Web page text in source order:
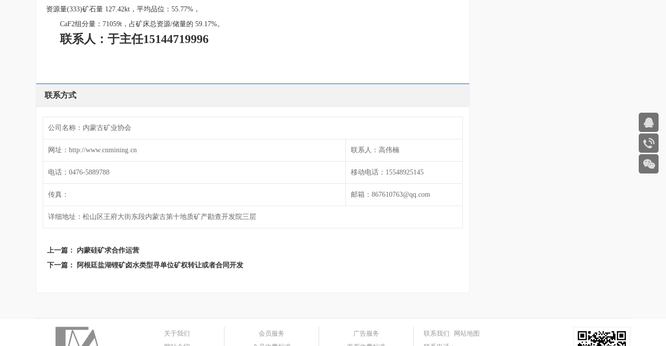
资源量(333)矿石量 127.42kt，平均品位：55.77%，
CaF2组分量：71059t，占矿床总资源/储量的 59.17%。
联系人：于主任15144719996
联系方式
公司名称：内蒙古矿业协会
网址：http://www.cnmining.cn 联系人：高伟楠
电话：0476-5889788 移动电话：15548925145
传真： 邮箱：867610763@qq.com
详细地址：松山区王府大街东段内蒙古第十地质矿产勘查开发院三层
上一篇： 内蒙硅矿求合作运营
下一篇：
阿根廷盐湖锂矿卤水类型寻单位矿权转让或者合同开发
关于我们
会员服务
广告服务
联系我们
网站地图